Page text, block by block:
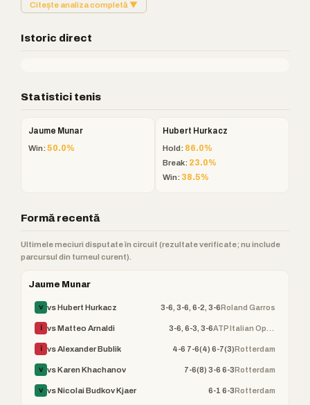
Citește analiza completă ▼
Istoric direct
Statistici tenis
Jaume Munar
Win:50.0%
Hubert Hurkacz
Hold: 86.0%
Break: 23.0%
Win: 38.5%
Formă recentă
Ultimele meciuri disputate în circuit (rezultate verificate; nu include
parcursul din turneul curent).
Jaume Munar
V vs Hubert Hurkacz 3-6, 3-6, 6-2, 3-6Roland Garros
Î vs Matteo Arnaldi 3-6, 6-3, 3-6
Î vs Alexander Bublik 4-6 7-6(4) 6-7(3)Rotterdam
V vs Karen Khachanov 7-6(8) 3-6 6-3Rotterdam
V vs Nicolai Budkov Kjaer 6-1 6-3Rotterdam